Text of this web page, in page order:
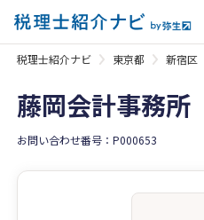
税理士紹介ナビ 東京都 新宿区
藤岡会計事務所
お問い合わせ番号：P000653